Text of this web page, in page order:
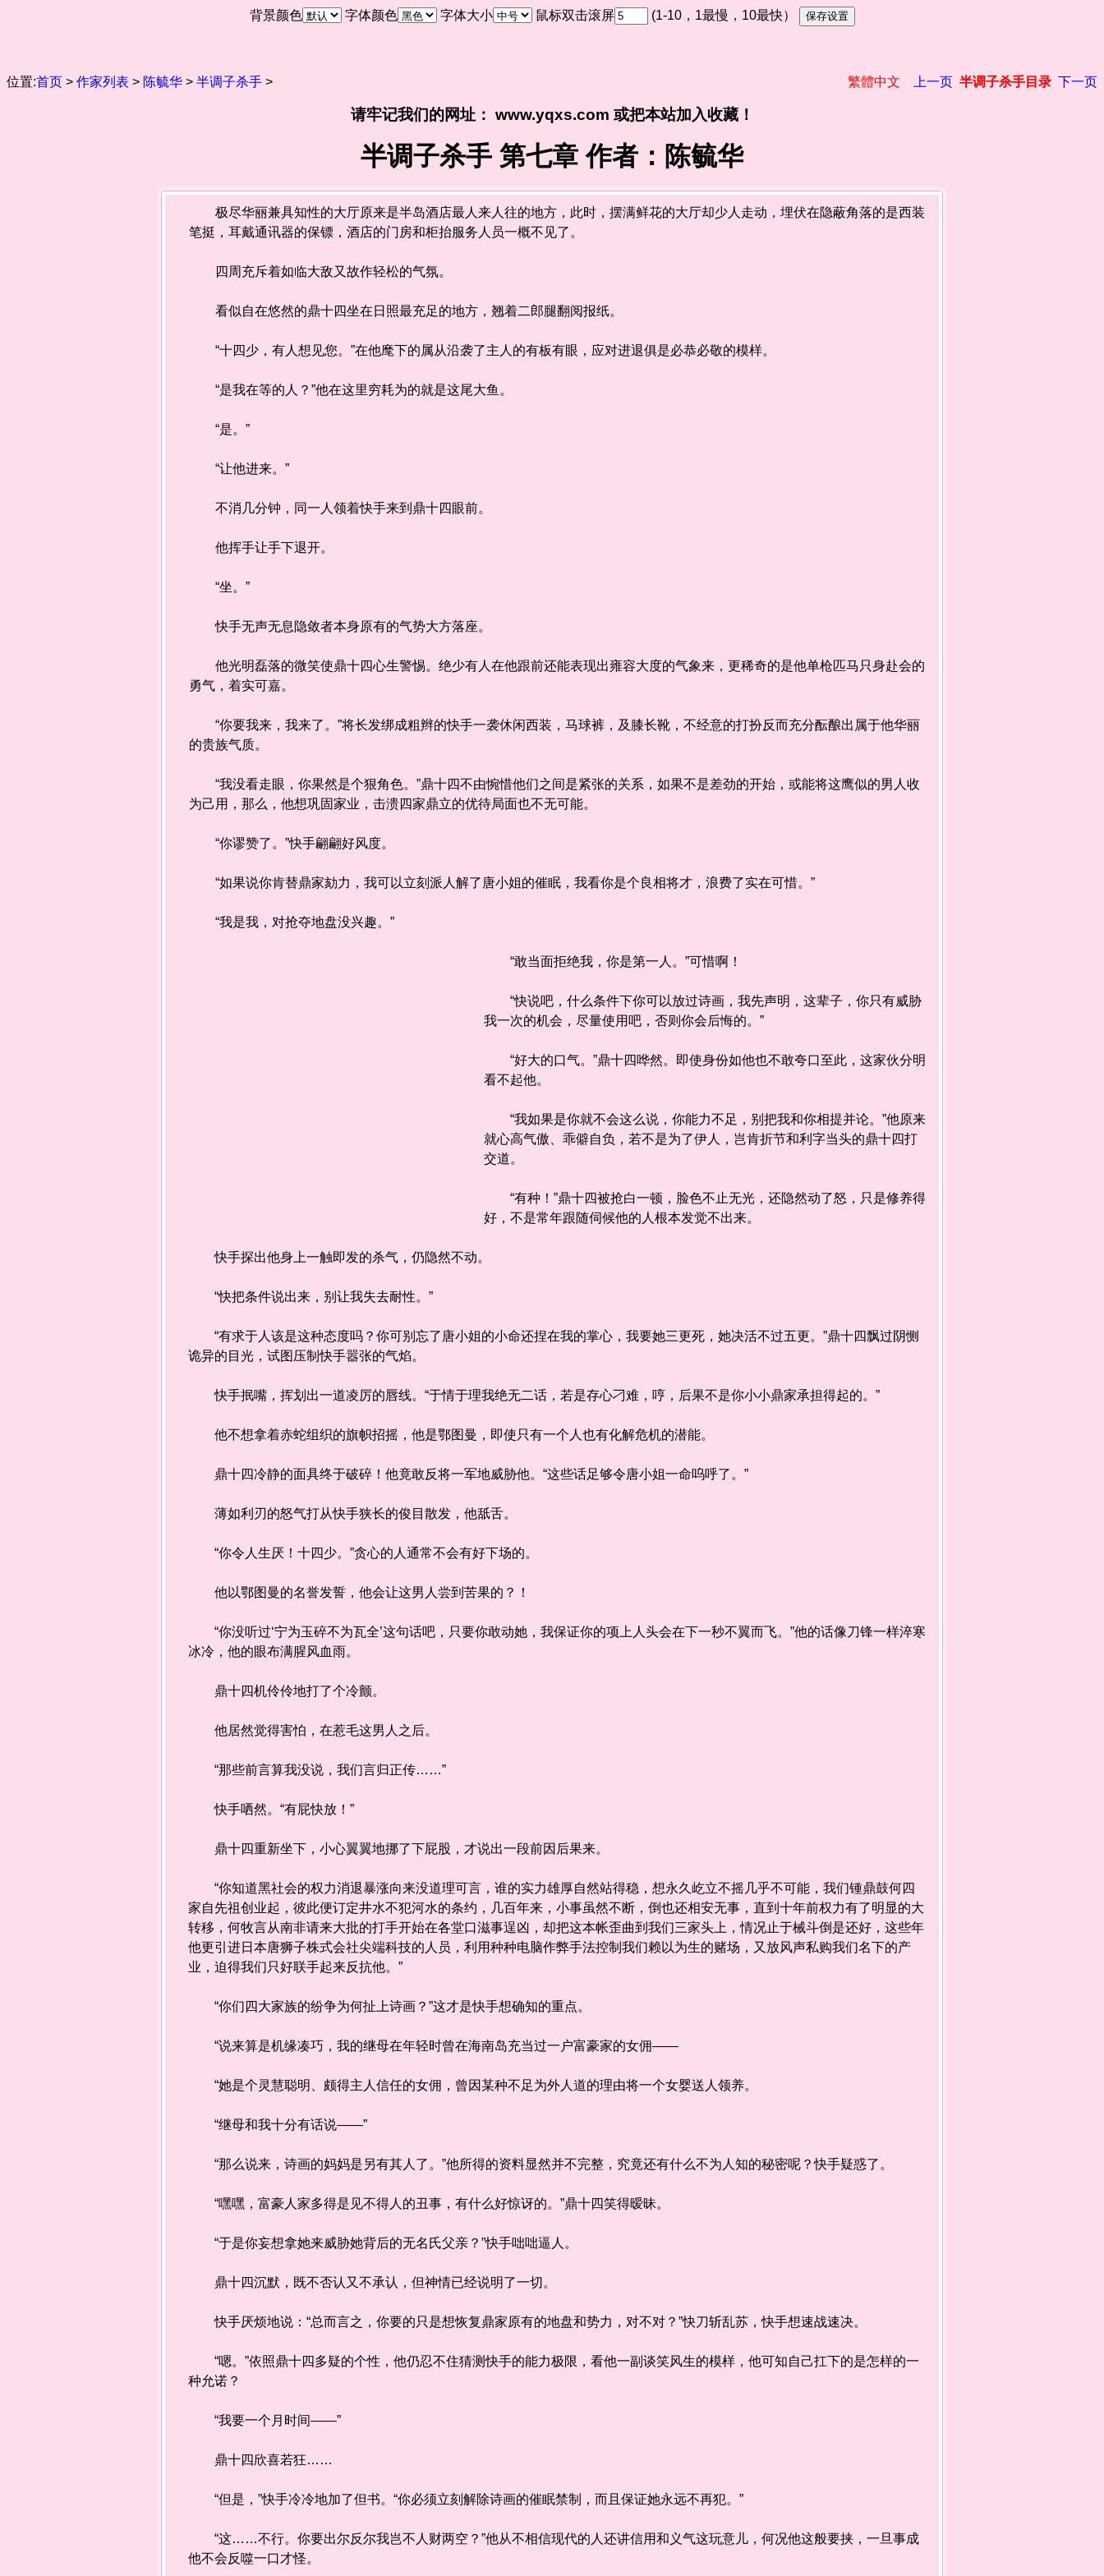
背景颜色 字体颜色 字体大小 鼠标双击滚屏 (1-10，1最慢，10最快）
位置:首页 > 作家列表 > 陈毓华 > 半调子杀手 > 繁體中文 上一页 半调子杀手目录 下一页
请牢记我们的网址： www.yqxs.com 或把本站加入收藏！
半调子杀手 第七章 作者：陈毓华
极尽华丽兼具知性的大厅原来是半岛酒店最人来人往的地方，此时，摆满鲜花的大厅却少人走动，埋伏在隐蔽角落的是西装
笔挺，耳戴通讯器的保镖，酒店的门房和柜抬服务人员一概不见了。
四周充斥着如临大敌又故作轻松的气氛。
看似自在悠然的鼎十四坐在日照最充足的地方，翘着二郎腿翻阅报纸。
“十四少，有人想见您。”在他麾下的属从沿袭了主人的有板有眼，应对进退俱是必恭必敬的模样。
“是我在等的人？”他在这里穷耗为的就是这尾大鱼。
“是。”
“让他进来。”
不消几分钟，同一人领着快手来到鼎十四眼前。
他挥手让手下退开。
“坐。”
快手无声无息隐敛者本身原有的气势大方落座。
他光明磊落的微笑使鼎十四心生警惕。绝少有人在他跟前还能表现出雍容大度的气象来，更稀奇的是他单枪匹马只身赴会的
勇气，着实可嘉。
“你要我来，我来了。”将长发绑成粗辫的快手一袭休闲西装，马球裤，及膝长靴，不经意的打扮反而充分酝酿出属于他华丽
的贵族气质。
“我没看走眼，你果然是个狠角色。”鼎十四不由惋惜他们之间是紧张的关系，如果不是差劲的开始，或能将这鹰似的男人收
为己用，那么，他想巩固家业，击溃四家鼎立的优待局面也不无可能。
“你谬赞了。”快手翩翩好风度。
“如果说你肯替鼎家劾力，我可以立刻派人解了唐小姐的催眠，我看你是个良相将才，浪费了实在可惜。”
“我是我，对抢夺地盘没兴趣。”
“敢当面拒绝我，你是第一人。”可惜啊！
“快说吧，什么条件下你可以放过诗画，我先声明，这辈子，你只有威胁
我一次的机会，尽量使用吧，否则你会后悔的。”
“好大的口气。”鼎十四哗然。即使身份如他也不敢夸口至此，这家伙分明
看不起他。
“我如果是你就不会这么说，你能力不足，别把我和你相提并论。”他原来
就心高气傲、乖僻自负，若不是为了伊人，岂肯折节和利字当头的鼎十四打
交道。
“有种！”鼎十四被抢白一顿，脸色不止无光，还隐然动了怒，只是修养得
好，不是常年跟随伺候他的人根本发觉不出来。
快手探出他身上一触即发的杀气，仍隐然不动。
“快把条件说出来，别让我失去耐性。”
“有求于人该是这种态度吗？你可别忘了唐小姐的小命还捏在我的掌心，我要她三更死，她决活不过五更。”鼎十四飘过阴恻
诡异的目光，试图压制快手嚣张的气焰。
快手抿嘴，挥划出一道凌厉的唇线。“于情于理我绝无二话，若是存心刁难，哼，后果不是你小小鼎家承担得起的。”
他不想拿着赤蛇组织的旗帜招摇，他是鄂图曼，即使只有一个人也有化解危机的潜能。
鼎十四冷静的面具终于破碎！他竟敢反将一军地威胁他。“这些话足够令唐小姐一命呜呼了。”
薄如利刃的怒气打从快手狭长的俊目散发，他舐舌。
“你令人生厌！十四少。”贪心的人通常不会有好下场的。
他以鄂图曼的名誉发誓，他会让这男人尝到苦果的？！
“你没听过‘宁为玉碎不为瓦全’这句话吧，只要你敢动她，我保证你的项上人头会在下一秒不翼而飞。”他的话像刀锋一样淬寒
冰冷，他的眼布满腥风血雨。
鼎十四机伶伶地打了个冷颤。
他居然觉得害怕，在惹毛这男人之后。
“那些前言算我没说，我们言归正传……”
快手哂然。“有屁快放！”
鼎十四重新坐下，小心翼翼地挪了下屁股，才说出一段前因后果来。
“你知道黑社会的权力消退暴涨向来没道理可言，谁的实力雄厚自然站得稳，想永久屹立不摇几乎不可能，我们锺鼎鼓何四
家自先祖创业起，彼此便订定井水不犯河水的条约，几百年来，小事虽然不断，倒也还相安无事，直到十年前权力有了明显的大
转移，何牧言从南非请来大批的打手开始在各堂口滋事逞凶，却把这本帐歪曲到我们三家头上，情况止于械斗倒是还好，这些年
他更引进日本唐狮子株式会社尖端科技的人员，利用种种电脑作弊手法控制我们赖以为生的赌场，又放风声私购我们名下的产
业，迫得我们只好联手起来反抗他。”
“你们四大家族的纷争为何扯上诗画？”这才是快手想确知的重点。
“说来算是机缘凑巧，我的继母在年轻时曾在海南岛充当过一户富豪家的女佣——
“她是个灵慧聪明、颇得主人信任的女佣，曾因某种不足为外人道的理由将一个女婴送人领养。
“继母和我十分有话说——”
“那么说来，诗画的妈妈是另有其人了。”他所得的资料显然并不完整，究竟还有什么不为人知的秘密呢？快手疑惑了。
“嘿嘿，富豪人家多得是见不得人的丑事，有什么好惊讶的。”鼎十四笑得暧昧。
“于是你妄想拿她来威胁她背后的无名氏父亲？”快手咄咄逼人。
鼎十四沉默，既不否认又不承认，但神情已经说明了一切。
快手厌烦地说：“总而言之，你要的只是想恢复鼎家原有的地盘和势力，对不对？”快刀斩乱苏，快手想速战速决。
“嗯。”依照鼎十四多疑的个性，他仍忍不住猜测快手的能力极限，看他一副谈笑风生的模样，他可知自己扛下的是怎样的一
种允诺？
“我要一个月时间——”
鼎十四欣喜若狂……
“但是，”快手冷冷地加了但书。“你必须立刻解除诗画的催眠禁制，而且保证她永远不再犯。”
“这……不行。你要出尔反尔我岂不人财两空？”他从不相信现代的人还讲信用和义气这玩意儿，何况他这般要挟，一旦事成
他不会反噬一口才怪。